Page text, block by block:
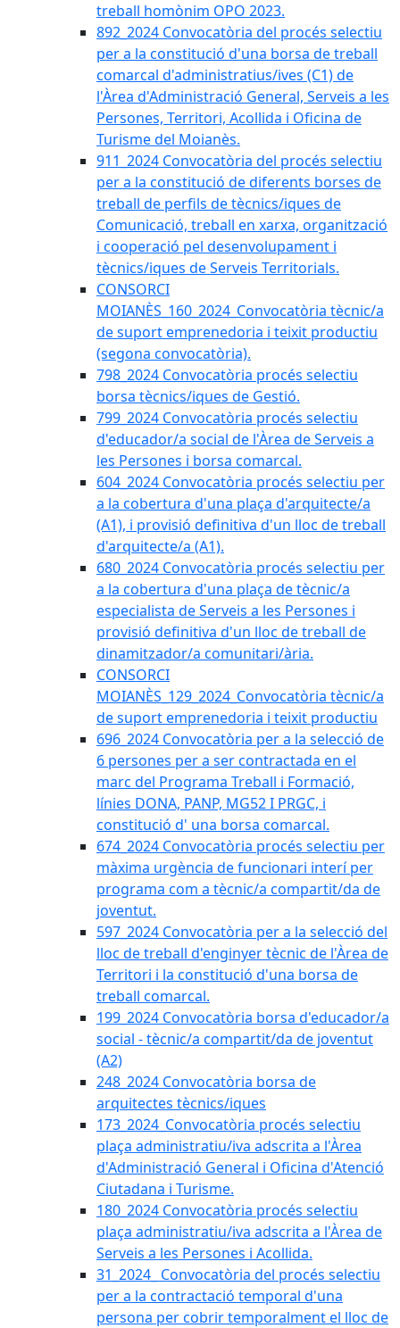
treball homònim OPO 2023.
892_2024 Convocatòria del procés selectiu
per a la constitució d'una borsa de treball
comarcal d'administratius/ives (C1) de
l'Àrea d'Administració General, Serveis a les
Persones, Territori, Acollida i Oficina de
Turisme del Moianès.
911_2024 Convocatòria del procés selectiu
per a la constitució de diferents borses de
treball de perfils de tècnics/iques de
Comunicació, treball en xarxa, organització
i cooperació pel desenvolupament i
tècnics/iques de Serveis Territorials.
CONSORCI
MOIANÈS_160_2024_Convocatòria tècnic/a
de suport emprenedoria i teixit productiu
(segona convocatòria).
798_2024 Convocatòria procés selectiu
borsa tècnics/iques de Gestió.
799_2024 Convocatòria procés selectiu
d'educador/a social de l'Àrea de Serveis a
les Persones i borsa comarcal.
604_2024 Convocatòria procés selectiu per
a la cobertura d'una plaça d'arquitecte/a
(A1), i provisió definitiva d'un lloc de treball
d'arquitecte/a (A1).
680_2024 Convocatòria procés selectiu per
a la cobertura d'una plaça de tècnic/a
especialista de Serveis a les Persones i
provisió definitiva d'un lloc de treball de
dinamitzador/a comunitari/ària.
CONSORCI
MOIANÈS_129_2024_Convocatòria tècnic/a
de suport emprenedoria i teixit productiu
696_2024 Convocatòria per a la selecció de
6 persones per a ser contractada en el
marc del Programa Treball i Formació,
línies DONA, PANP, MG52 I PRGC, i
constitució d' una borsa comarcal.
674_2024 Convocatòria procés selectiu per
màxima urgència de funcionari interí per
programa com a tècnic/a compartit/da de
joventut.
597_2024 Convocatòria per a la selecció del
lloc de treball d'enginyer tècnic de l'Àrea de
Territori i la constitució d'una borsa de
treball comarcal.
199_2024 Convocatòria borsa d'educador/a
social - tècnic/a compartit/da de joventut
(A2)
248_2024 Convocatòria borsa de
arquitectes tècnics/iques
173_2024_Convocatòria procés selectiu
plaça administratiu/iva adscrita a l'Àrea
d'Administració General i Oficina d'Atenció
Ciutadana i Turisme.
180_2024 Convocatòria procés selectiu
plaça administratiu/iva adscrita a l'Àrea de
Serveis a les Persones i Acollida.
31_2024_ Convocatòria del procés selectiu
per a la contractació temporal d'una
persona per cobrir temporalment el lloc de